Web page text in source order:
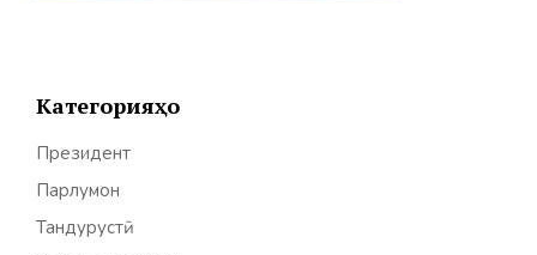
Категорияҳо
Президент
Парлумон
Тандурустӣ